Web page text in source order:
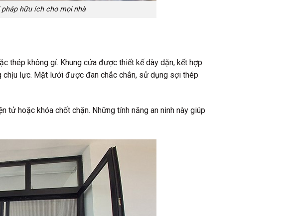
hữu ích cho mọi nhà
thép không gỉ. Khung cửa được thiết kế dày dặn, kết hợp
chịu lực. Mặt lưới được đan chắc chắn, sử dụng sợi thép
tử hoặc khóa chốt chặn. Những tính năng an ninh này giúp